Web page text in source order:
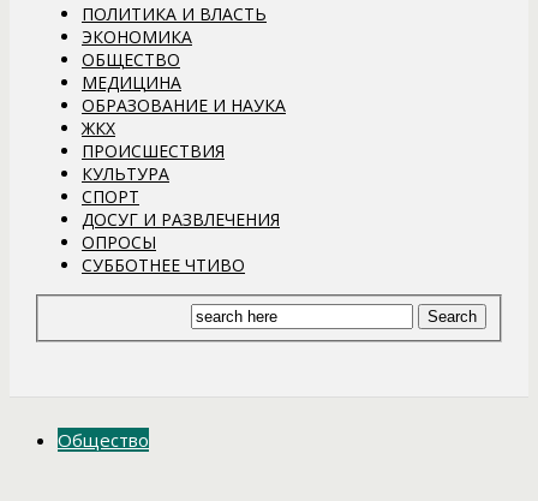
ПОЛИТИКА И ВЛАСТЬ
ЭКОНОМИКА
ОБЩЕСТВО
МЕДИЦИНА
ОБРАЗОВАНИЕ И НАУКА
ЖКХ
ПРОИСШЕСТВИЯ
КУЛЬТУРА
СПОРТ
ДОСУГ И РАЗВЛЕЧЕНИЯ
ОПРОСЫ
СУББОТНЕЕ ЧТИВО
Общество